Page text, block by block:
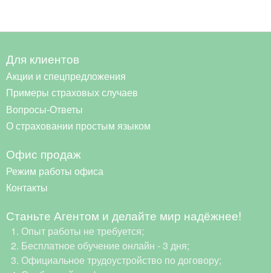
Для клиентов
Акции и спецпредложения
Примеры страховых случаев
Вопросы-Ответы
О страховании простым языком
Офис продаж
Режим работы офиса
Контакты
Станьте Агентом и делайте мир надёжнее!
Опыт работы не требуется;
Бесплатное обучение онлайн - 3 дня;
Официальное трудоустройство по договору;